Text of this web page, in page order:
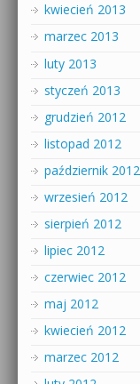
kwiecień 2013
marzec 2013
luty 2013
styczeń 2013
grudzień 2012
listopad 2012
październik 2012
wrzesień 2012
sierpień 2012
lipiec 2012
czerwiec 2012
maj 2012
kwiecień 2012
marzec 2012